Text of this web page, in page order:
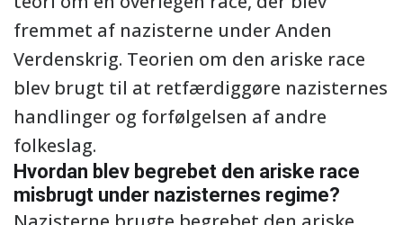
fremmet af nazisterne under Anden
Verdenskrig. Teorien om den ariske race
blev brugt til at retfærdiggøre nazisternes
handlinger og forfølgelsen af andre
folkeslag.
Hvordan blev begrebet den ariske race
misbrugt under nazisternes regime?